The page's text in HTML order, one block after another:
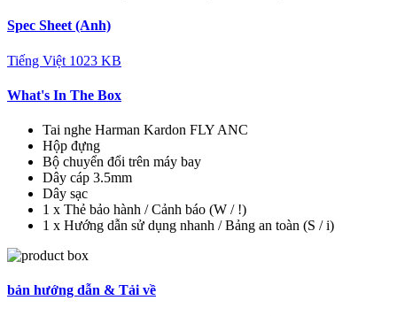
Spec Sheet (Anh)
Tiếng Việt 1023 KB
What's In The Box
Tai nghe Harman Kardon FLY ANC
Hộp đựng
Bộ chuyển đổi trên máy bay
Dây cáp 3.5mm
Dây sạc
1 x Thẻ bảo hành / Cảnh báo (W / !)
1 x Hướng dẫn sử dụng nhanh / Bảng an toàn (S / i)
bản hướng dẫn & Tải về